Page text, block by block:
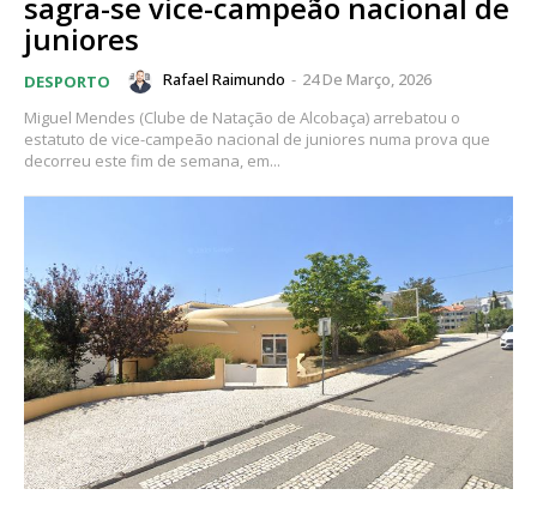
juniores
DESPORTO Rafael Raimundo - 24 De Março, 2026
Miguel Mendes (Clube de Natação de Alcobaça) arrebatou o
estatuto de vice-campeão nacional de juniores numa prova que
decorreu este fim de semana, em...